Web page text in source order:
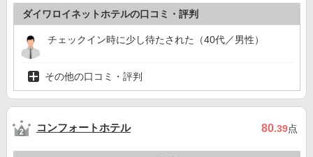
ダイワロイネットホテルの口コミ・評判
チェックイン時に少し待たされた（40代／男性）
その他の口コミ・評判
コンフォートホテル 80.39点